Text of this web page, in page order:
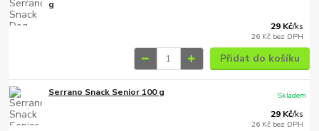
g
29 Kč/ks
26 Kč bez DPH
Přidat do košíku
Serrano Snack Senior 100 g
29 Kč/ks
26 Kč bez DPH
Skladem